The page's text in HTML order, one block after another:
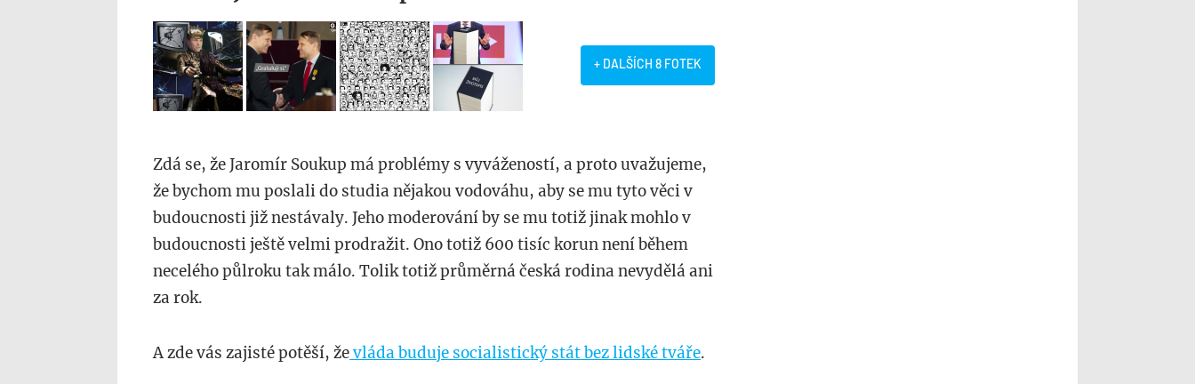
+ DALŠÍCH 8 FOTEK
Zdá se, že Jaromír Soukup má problémy s vyvážeností, a proto uvažujeme,
že bychom mu poslali do studia nějakou vodováhu, aby se mu tyto věci v
budoucnosti již nestávaly. Jeho moderování by se mu totiž jinak mohlo v
budoucnosti ještě velmi prodražit. Ono totiž 600 tisíc korun není během
necelého půlroku tak málo. Tolik totiž průměrná česká rodina nevydělá ani
za rok.
A zde vás zajisté potěší, ževláda buduje socialistický stát bez lidské tváře.